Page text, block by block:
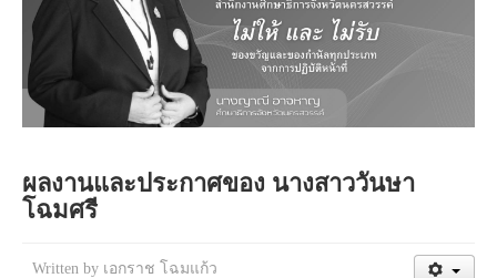
ผลงานและประกาศของ นางสาววันษา
โฉมศรี
Written by เอกราช โฉมแก้ว